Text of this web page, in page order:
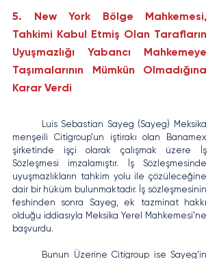
5. New York Bölge Mahkemesi,
Tahkimi Kabul Etmiş Olan Tarafların
Uyuşmazlığı Yabancı Mahkemeye
Taşımalarının Mümkün Olmadığına
Karar Verdi
menşeili Citigroup’un iştirakı olan Banamex
şirketinde işçi olarak çalışmak üzere İş
Sözleşmesi imzalamıştır. İş Sözleşmesinde
uyuşmazlıkların tahkim yolu ile çözüleceğine
dair bir hüküm bulunmaktadır. İş sözleşmesinin
feshinden sonra Sayeg, ek tazminat hakkı
olduğu iddiasıyla Meksika Yerel Mahkemesi’ne
başvurdu.